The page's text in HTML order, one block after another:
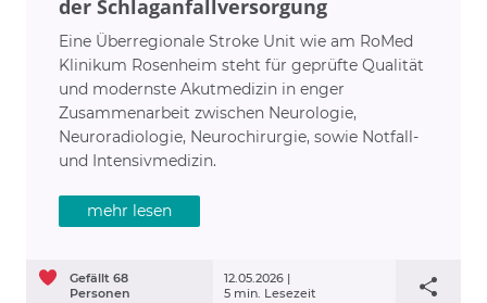
der Schlaganfallversorgung
Eine Überregionale Stroke Unit wie am RoMed
Klinikum Rosenheim steht für geprüfte Qualität
und modernste Akutmedizin in enger
Zusammenarbeit zwischen Neurologie,
Neuroradiologie, Neurochirurgie, sowie Notfall-
und Intensivmedizin.
mehr lesen
12.05.2026 |
5 min. Lesezeit
Gefällt 68
Personen